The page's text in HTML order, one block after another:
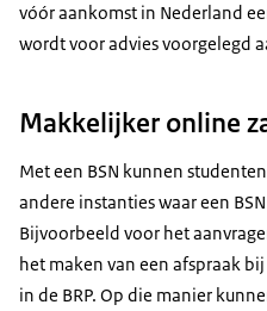
vóór aankomst in Nederland
wordt voor advies voorgelegd
Makkelijker online
Met een BSN kunnen
andere instanties waar een
Bijvoorbeeld voor het
het maken van een afspraak
in de BRP. Op die manier